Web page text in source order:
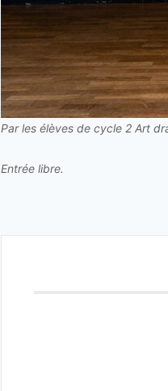
Par les élèves de cycle 2 Art
Entrée libre.